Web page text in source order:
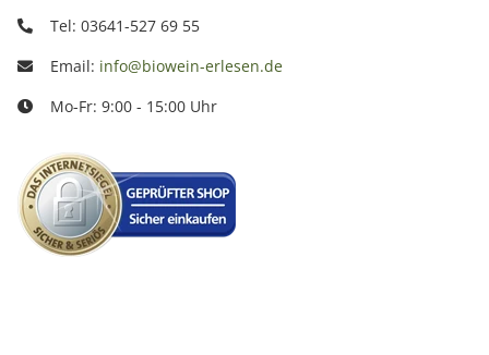
Tel: 03641-527 69 55
Email: info@biowein-erlesen.de
Mo-Fr: 9:00 - 15:00 Uhr